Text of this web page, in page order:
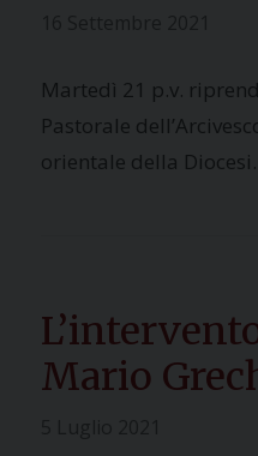
Martedì 21 p.v.
Pastorale
orientale della Diocesi.
Mario